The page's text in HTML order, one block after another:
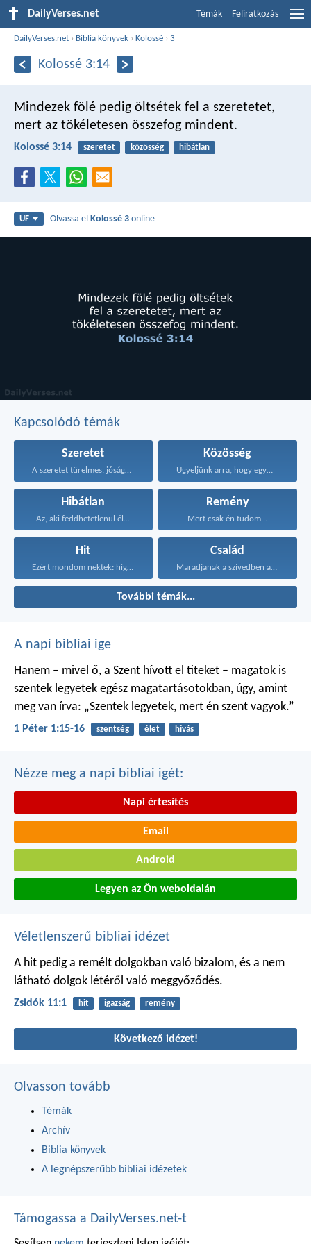
DailyVerses.net Témák Feliratkozás
DailyVerses.net › Biblia könyvek ›Kolossé ›3
Kolossé 3:14
Mindezek fölé pedig öltsétek fel a szeretetet,
mert az tökéletesen összefog mindent.
Kolossé 3:14 szeretet közösség hibátlan
UF Olvassa elKolossé 3 online
Kapcsolódó témák
Szeretet
A szeretet türelmes, jóságos...
Közösség
Ügyeljünk arra, hogy egymást...
Hibátlan
Az, aki feddhetetlenül él...
Remény
Mert csak én tudom...
Hit
Ezért mondom nektek: higgyétek...
Család
Maradjanak a szívedben azok...
További témák...
A napi bibliai ige
Hanem – mivel ő, a Szent hívott el titeket – magatok is
szentek legyetek egész magatartásotokban, úgy, amint
meg van írva: „Szentek legyetek, mert én szent vagyok.”
1 Péter 1:15-16 szentség élet hívás
Nézze meg a napi bibliai igét:
Napi értesítés
Email
Android
Legyen az Ön weboldalán
Véletlenszerű bibliai idézet
A hit pedig a remélt dolgokban való bizalom, és a nem
látható dolgok létéről való meggyőződés.
Zsidók 11:1 hit igazság remény
Következő idézet!
Olvasson tovább
Témák
Archív
Biblia könyvek
A legnépszerűbb bibliai idézetek
Támogassa a DailyVerses.net-t